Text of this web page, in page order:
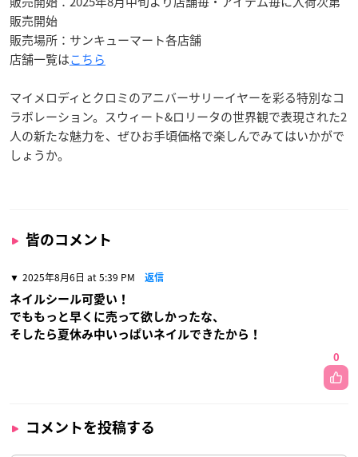
販売開始
販売場所：サンキューマート各店舗
店舗一覧はこちら
マイメロディとクロミのアニバーサリーイヤーを彩る特別なコ
ラボレーション。スウィート&ロリータの世界観で表現された2
人の新たな魅力を、ぜひお手頃価格で楽しんでみてはいかがで
しょうか。
皆のコメント
2025年8月6日 at 5:39 PM 返信
ネイルシール可愛い！
でももっと早くに売って欲しかったな、
そしたら夏休み中いっぱいネイルできたから！
0
コメントを投稿する